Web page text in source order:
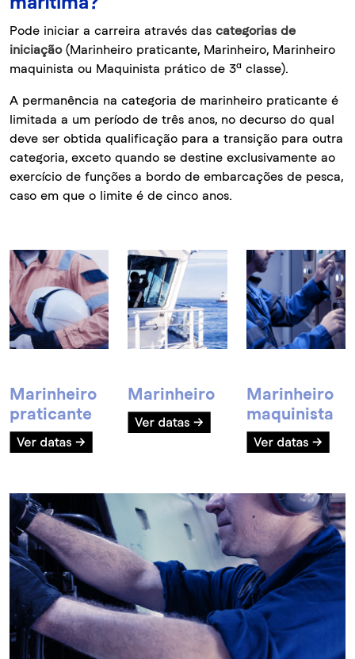
Pode iniciar a carreira através das categorias de
iniciação(Marinheiro praticante, Marinheiro, Marinheiro
maquinista ou Maquinista prático de 3ª classe).
A permanência na categoria de marinheiro praticante é
limitada a um período de três anos, no decurso do qual
deve ser obtida qualificação para a transição para outra
categoria, exceto quando se destine exclusivamente ao
exercício de funções a bordo de embarcações de pesca,
caso em que o limite é de cinco anos.
Marinheiro
praticante
Marinheiro
Marinheiro
maquinista